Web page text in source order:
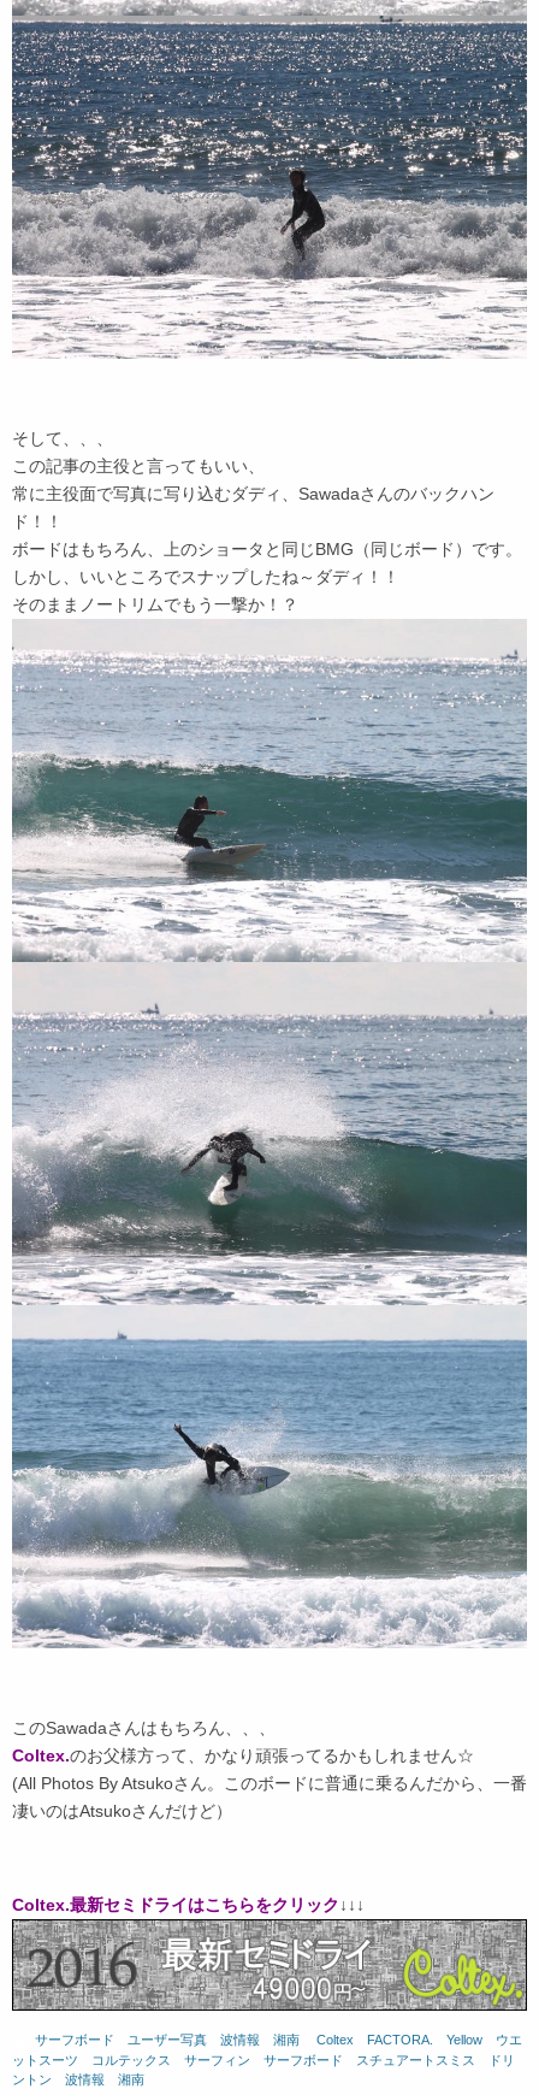
そして、、、
この記事の主役と言ってもいい、
常に主役面で写真に写り込むダディ、Sawadaさんのバックハン
ド！！
ボードはもちろん、上のショータと同じBMG（同じボード）です。
しかし、いいところでスナップしたね～ダディ！！
そのままノートリムでもう一撃か！？
このSawadaさんはもちろん、、、
Coltex.のお父様方って、かなり頑張ってるかもしれません☆
(All Photos By Atsukoさん。このボードに普通に乗るんだから、一番
凄いのはAtsukoさんだけど）
Coltex.最新セミドライはこちらをクリック↓↓↓
サーフボード ユーザー写真 波情報 湘南 Coltex FACTORA. Yellow
ウエ
ットスーツ
コルテックス サーフィン サーフボード スチュアートスミス
ドリ
ントン
波情報 湘南